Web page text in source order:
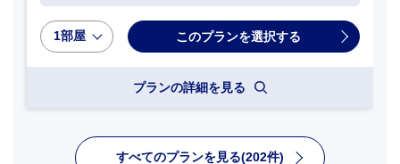
1部屋
プランの詳細を見る
すべてのプランを見る(202件)